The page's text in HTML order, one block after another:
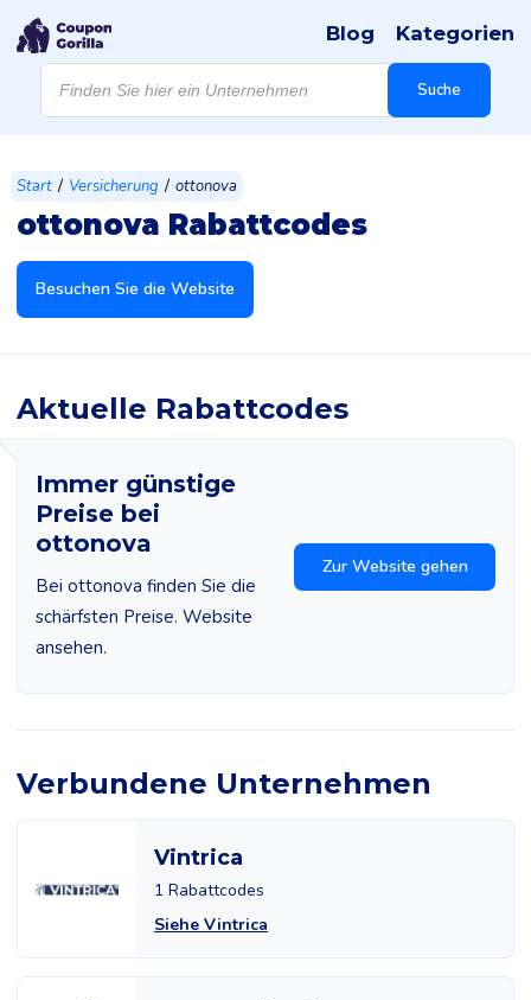
Products
search Suche
Blog Kategorien
Start / Versicherung / ottonova
ottonova Rabattcodes
Besuchen Sie die Website
Aktuelle Rabattcodes
Immer günstige
Preise bei
ottonova
Bei ottonova finden Sie die
schärfsten Preise. Website
ansehen.
Zur Website gehen
Verbundene Unternehmen
Vintrica
1 Rabattcodes
Siehe Vintrica